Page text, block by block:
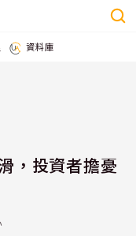
資料庫
，投資者擔憂